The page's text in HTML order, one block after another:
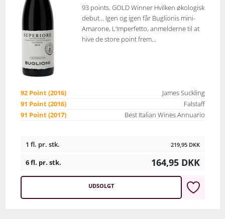
93 points. GOLD Winner Hvilken økologisk
debut... Igen og igen får Buglionis mini-
Amarone, L’Imperfetto, anmelderne til at
hive de store point frem...
92 Point (2016)
James Suckling
91 Point (2016)
Falstaff
91 Point (2017)
Best Italian Wines Annuario
1 fl. pr. stk. 219,95 DKK
6 fl. pr. stk. 164,95 DKK
UDSOLGT